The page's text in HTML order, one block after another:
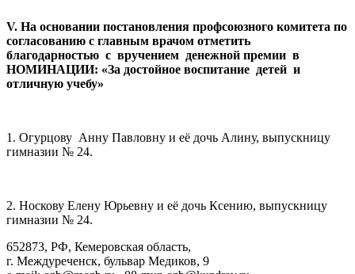
V. На основании постановления профсоюзного комитета по
согласованию с главным врачом отметить
благодарностью с вручением денежной премии в
НОМИНАЦИИ: «За достойное воспитание детей и
отличную учебу»
1. Огурцову Анну Павловну и её дочь Алину, выпускницу
гимназии № 24.
2. Носкову Елену Юрьевну и её дочь Ксению, выпускницу
гимназии № 24.
652873, РФ, Кемеровская область,
г. Междуреченск, бульвар Медиков, 9